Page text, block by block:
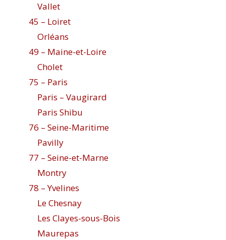
Vallet
45 – Loiret
Orléans
49 – Maine-et-Loire
Cholet
75 – Paris
Paris – Vaugirard
Paris Shibu
76 – Seine-Maritime
Pavilly
77 – Seine-et-Marne
Montry
78 – Yvelines
Le Chesnay
Les Clayes-sous-Bois
Maurepas